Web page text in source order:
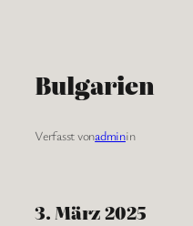
Bulgarien
Verfasst vonadminin
3. März 2025